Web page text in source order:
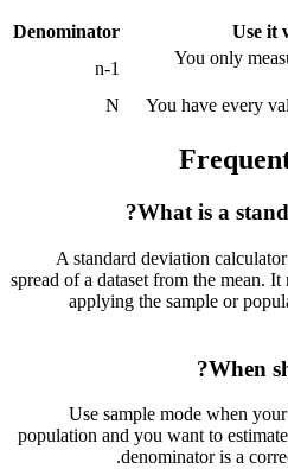
Use it
Denominator
You only
n-1
You have every
N
What is a
A standard deviation
spread of a dataset from the mean.
applying the sample or
When
Use sample mode when
population and you want to
denominator is a